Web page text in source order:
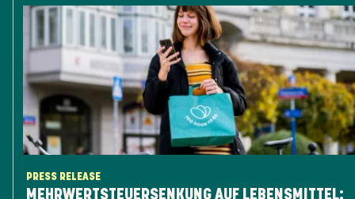
PRESS RELEASE
MEHRWERTSTEUERSENKUNG AUF LEBENSMITTEL: